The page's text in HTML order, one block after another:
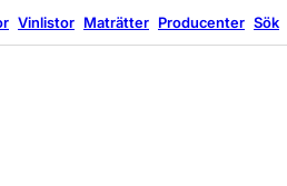
Vinlistor Maträtter Producenter Sök